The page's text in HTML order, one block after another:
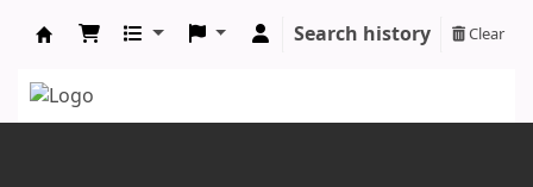
Search history Clear